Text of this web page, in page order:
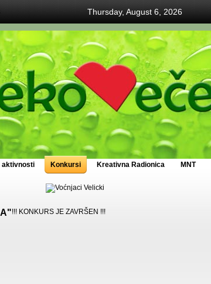
Thursday, August 6, 2026
aktivnosti Konkursi Kreativna Radionica MNT
!!! KONKURS JE ZAVRŠEN !!!